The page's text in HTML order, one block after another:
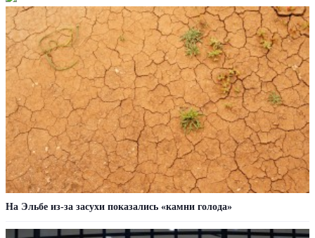
На Эльбе из-за засухи показались «камни голода»